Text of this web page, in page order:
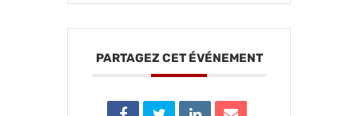
PARTAGEZ CET ÉVÉNEMENT